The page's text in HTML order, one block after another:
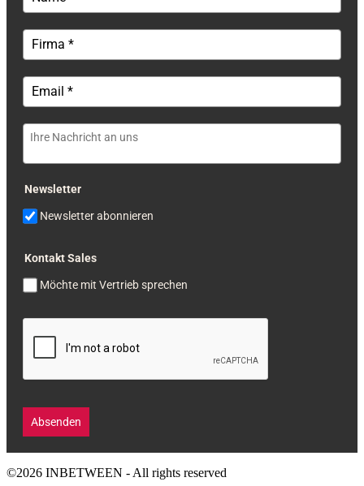
Newsletter
Newsletter abonnieren
Kontakt Sales
Möchte mit Vertrieb sprechen
Absenden
©2026 INBETWEEN - All rights reserved